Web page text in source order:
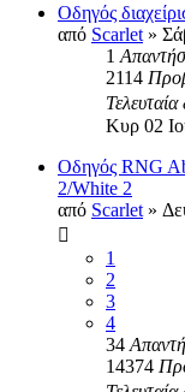
Οδηγός
από Scarlet »
1
2114
Κυρ 02
Οδηγός RNG
2/White 2
από Scarlet »
1
2
3
4
34
14374